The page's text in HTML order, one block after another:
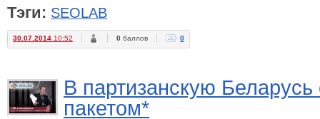
Тэги: SEOLAB
30.07.2014 10:52 0 баллов 0
В партизанскую
пакетом*